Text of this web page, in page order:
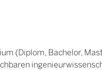
(Diplom, Bachelor,